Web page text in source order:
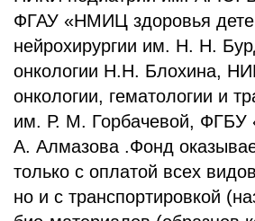
ФГАУ «НМИЦ здоровья
нейрохирургии им. Н. Н.
онкологии Н.Н. Блохина,
онкологии, гематологии и
им. Р. М. Горбачевой,
А. Алмазова .Фонд
только с оплатой всех
но и с транспортировкой